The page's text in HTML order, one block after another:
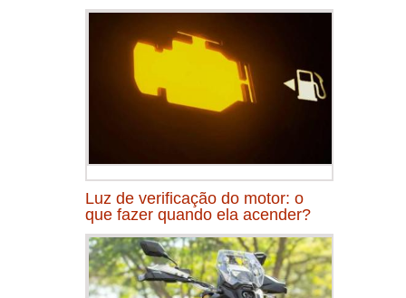
Luz de verificação do motor: o
que fazer quando ela acender?